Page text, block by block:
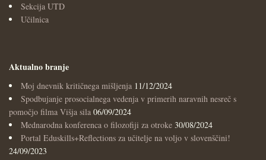
Sekcija UTD
Učilnica
Aktualno branje
Moj dnevnik kritičnega mišljenja 11/12/2024
Spodbujanje prosocialnega vedenja v primerih naravnih nesreč s
pomočjo filma Višja sila 06/09/2024
Mednarodna konferenca o filozofiji za otroke 30/08/2024
Portal Eduskills+Reflections za učitelje na voljo v slovenščini!
24/09/2023